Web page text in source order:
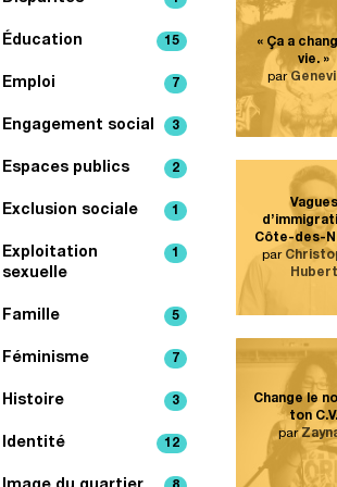
15
Éducation
7
Emploi
3
Engagement social
2
Espaces publics
1
Exclusion sociale
1
Exploitation
sexuelle
5
Famille
7
Féminisme
3
Histoire
12
Identité
« Ça a
vie. »
par
Vagues
Côte-des-
par
Hubert
Change le
ton C.V.
par